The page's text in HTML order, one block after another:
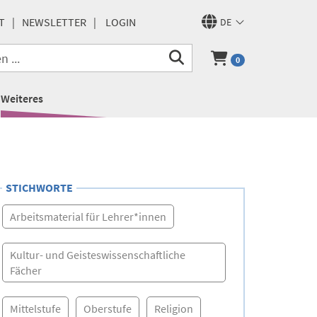
DE
NEWSLETTER LOGIN
0
Weiteres
STICHWORTE
Arbeitsmaterial für Lehrer*innen
Kultur- und Geisteswissenschaftliche
Fächer
Mittelstufe Oberstufe Religion